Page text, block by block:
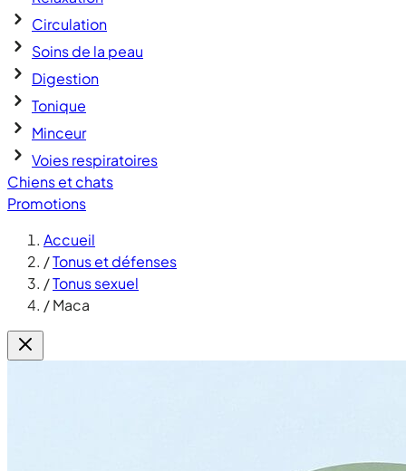
Circulation
Soins de la peau
Digestion
Tonique
Minceur
Voies respiratoires
Chiens et chats
Promotions
Accueil
/Tonus et défenses
/Tonus sexuel
/Maca